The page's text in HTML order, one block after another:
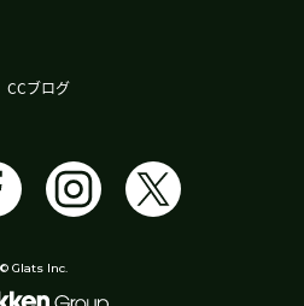
天皇的生日。下次课也很
文很开心。下次也很期
CCブログ
© Glats Inc.